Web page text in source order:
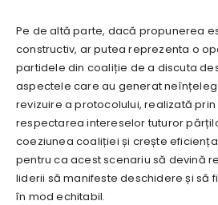
Pe de altă parte, dacă propunerea
constructiv, ar putea reprezenta o
partidele din coaliție de a discuta
aspectele care au generat
revizuire a protocolului, realizată prin
respectarea intereselor tuturor
coeziunea coaliției și crește eficiența
pentru ca acest scenariu să devină
liderii să manifeste deschidere și să
în mod echitabil.